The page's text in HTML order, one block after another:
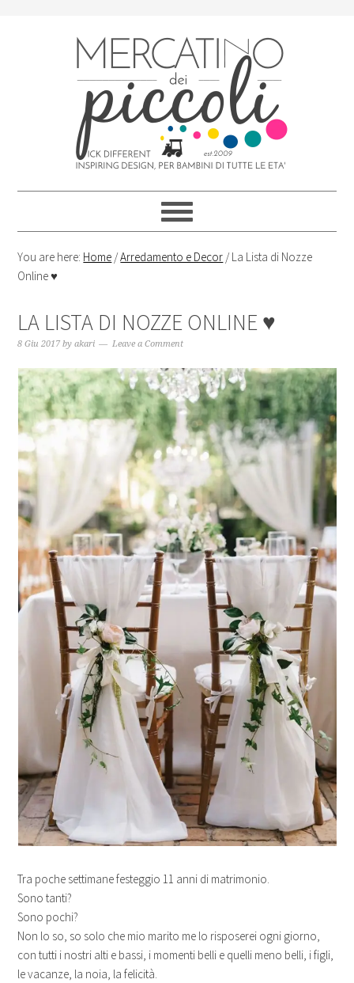
You are here: Home /Arredamento e Decor /La Lista di Nozze
Online ♥
LA LISTA DI NOZZE ONLINE ♥
8 Giu 2017 byakari Leave a Comment
Tra poche settimane festeggio 11 anni di matrimonio.
Sono tanti?
Sono pochi?
Non lo so, so solo che mio marito me lo risposerei ogni giorno,
con tutti i nostri alti e bassi, i momenti belli e quelli meno belli, i figli,
le vacanze, la noia, la felicità.